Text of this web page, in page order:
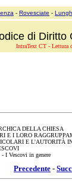
- Rovesciate -
di Diritto
IntraText CT - Lettura
DELLA CHIESA
E I LORO
E L'AUTORITÀ
I Vescovi in genere
Precedente -